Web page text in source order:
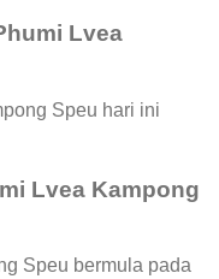
Lvea
Speu hari ini
Lvea Kampong
Speu bermula pada